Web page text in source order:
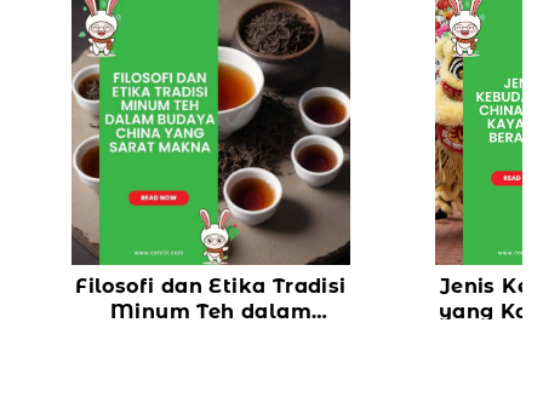
Filosofi dan Etika Tradisi
Minum Teh dalam
Jenis